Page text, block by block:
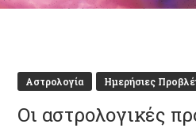
Αστρολογία Ημερήσιες
Οι αστρολογικές